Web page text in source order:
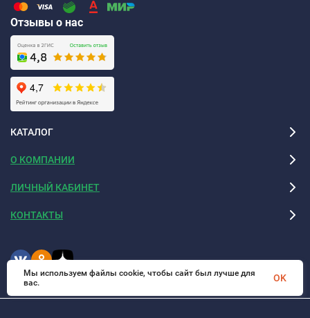
Отзывы о нас
КАТАЛОГ
О КОМПАНИИ
ЛИЧНЫЙ КАБИНЕТ
КОНТАКТЫ
Мы используем файлы cookie, чтобы сайт был лучше для
вас.
OK